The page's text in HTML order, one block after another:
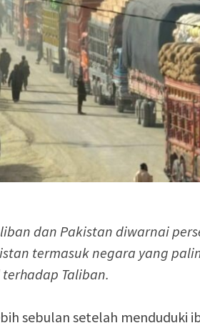
dan Pakistan diwarnai
termasuk negara yang
Taliban.
sebulan setelah menduduki